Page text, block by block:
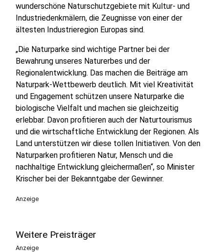
wunderschöne Naturschutzgebiete mit Kultur- und
Industriedenkmälern, die Zeugnisse von einer der
ältesten Industrieregion Europas sind.
„Die Naturparke sind wichtige Partner bei der
Bewahrung unseres Naturerbes und der
Regionalentwicklung. Das machen die Beiträge am
Naturpark-Wettbewerb deutlich. Mit viel Kreativität
und Engagement schützen unsere Naturparke die
biologische Vielfalt und machen sie gleichzeitig
erlebbar. Davon profitieren auch der Naturtourismus
und die wirtschaftliche Entwicklung der Regionen. Als
Land unterstützen wir diese tollen Initiativen. Von den
Naturparken profitieren Natur, Mensch und die
nachhaltige Entwicklung gleichermaßen“, so Minister
Krischer bei der Bekanntgabe der Gewinner.
Anzeige
Weitere Preisträger
Anzeige